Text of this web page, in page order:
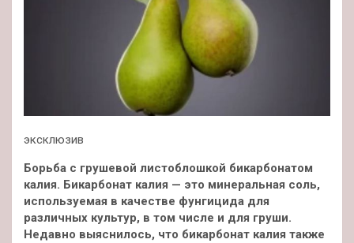
эксклюзив
Борьба с грушевой листоблошкой бикарбонатом
калия. Бикарбонат калия — это минеральная соль,
используемая в качестве фунгицида для
различных культур, в том числе и для груши.
Недавно выяснилось, что бикарбонат калия также